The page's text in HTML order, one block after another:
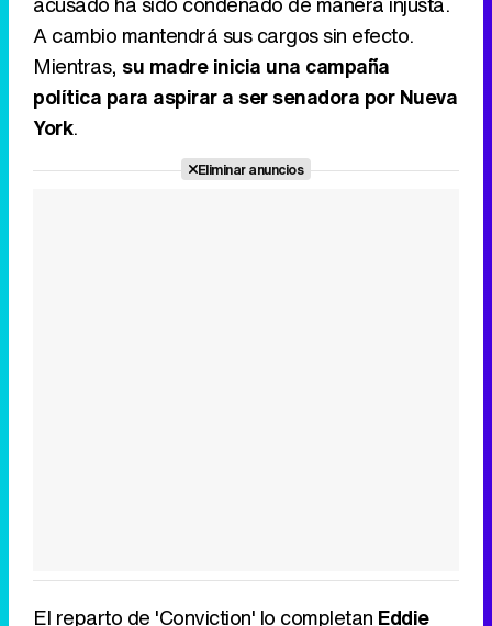
A cambio mantendrá sus cargos sin efecto.
Mientras, su madre inicia una campaña
política para aspirar a ser senadora por Nueva
York.
Eliminar anuncios
El reparto de 'Conviction' lo completan Eddie